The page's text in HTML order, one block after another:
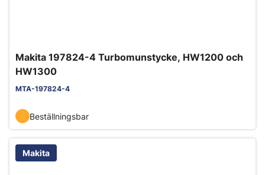
Makita 197824-4 Turbomunstycke, HW1200 och
HW1300
MTA-197824-4
Beställningsbar
Makita